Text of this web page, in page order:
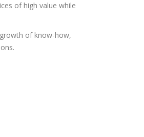
of high value while
of know-how,